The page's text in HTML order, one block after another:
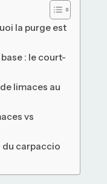
la purge est
: le court-
limaces au
vs
du carpaccio